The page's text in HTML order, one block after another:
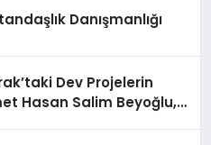
Danışmanlığı
Dev Projelerin
Hasan Salim Beyoğlu,